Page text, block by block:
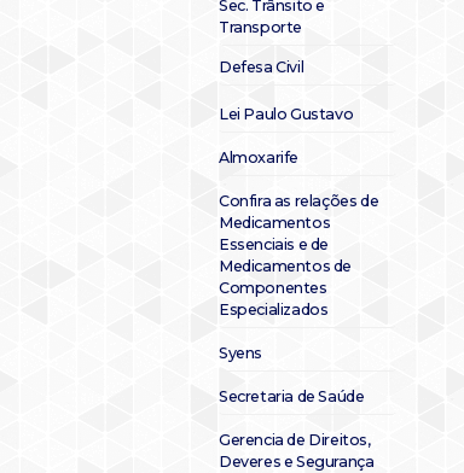
Sec. Trânsito e
Transporte
Defesa Civil
Lei Paulo Gustavo
Almoxarife
Confira as relações de
Medicamentos
Essenciais e de
Medicamentos de
Componentes
Especializados
Syens
Secretaria de Saúde
Gerencia de Direitos,
Deveres e Segurança